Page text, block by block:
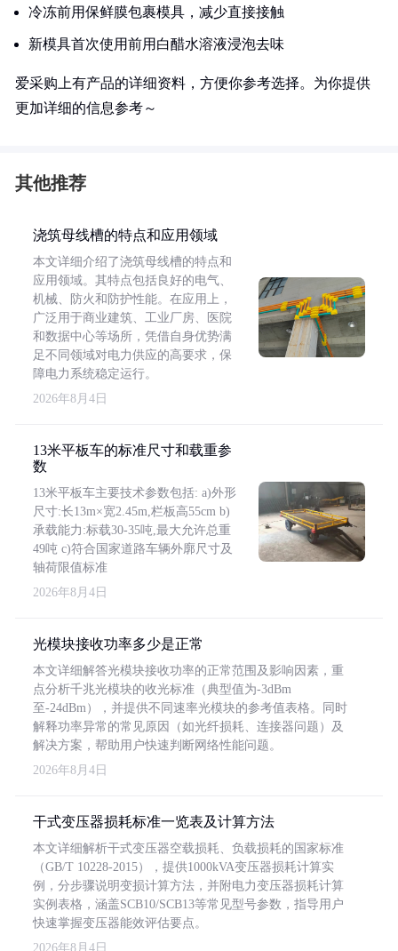
冷冻前用保鲜膜包裹模具，减少直接接触
新模具首次使用前用白醋水溶液浸泡去味
爱采购上有产品的详细资料，方便你参考选择。为你提供
更加详细的信息参考～
其他推荐
浇筑母线槽的特点和应用领域
本文详细介绍了浇筑母线槽的特点和
应用领域。其特点包括良好的电气、
机械、防火和防护性能。在应用上，
广泛用于商业建筑、工业厂房、医院
和数据中心等场所，凭借自身优势满
足不同领域对电力供应的高要求，保
障电力系统稳定运行。
2026年8月4日
13米平板车的标准尺寸和载重参
数
13米平板车主要技术参数包括: a)外形
尺寸:长13m×宽2.45m,栏板高55cm b)
承载能力:标载30-35吨,最大允许总重
49吨 c)符合国家道路车辆外廓尺寸及
轴荷限值标准
2026年8月4日
光模块接收功率多少是正常
本文详细解答光模块接收功率的正常范围及影响因素，重
点分析千兆光模块的收光标准（典型值为-3dBm
至-24dBm），并提供不同速率光模块的参考值表格。同时
解释功率异常的常见原因（如光纤损耗、连接器问题）及
解决方案，帮助用户快速判断网络性能问题。
2026年8月4日
干式变压器损耗标准一览表及计算方法
本文详细解析干式变压器空载损耗、负载损耗的国家标准
（GB/T 10228-2015），提供1000kVA变压器损耗计算实
例，分步骤说明变损计算方法，并附电力变压器损耗计算
实例表格，涵盖SCB10/SCB13等常见型号参数，指导用户
快速掌握变压器能效评估要点。
2026年8月4日